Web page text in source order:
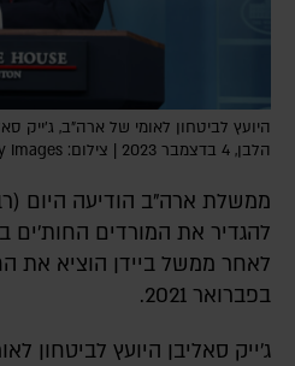
היועץ לביטחון לאומי של ארה"ב, ג'ייק
הלבן, 4 בדצמבר 2023 | צילום: Anna Moneymaker/Getty Images
ממשלת ארה"ב הודיעה היום (רביעי) שהיא החליטה
להגדיר את המורדים החות'ים
לאחר ממשל ביידן הוציא את
בפברואר 2021.
ג'ייק סאליבן היועץ לביטחון